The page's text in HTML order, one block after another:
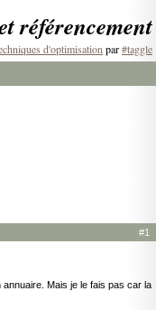
référencement
d'optimisation par#taggle
#1
Mais je le fais pas car la